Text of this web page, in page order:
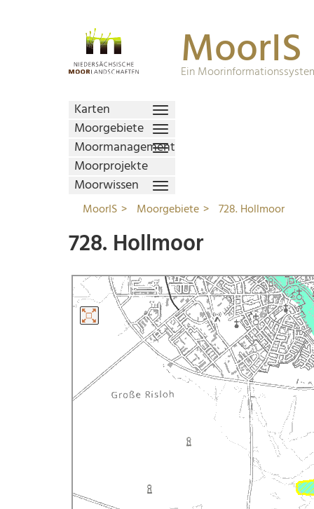
MoorIS
Ein
Karten
Moorgebiete
Moormanagement
Moorprojekte
Moorwissen
MoorIS Moorgebiete 728. Hollmoor
728. Hollmoor